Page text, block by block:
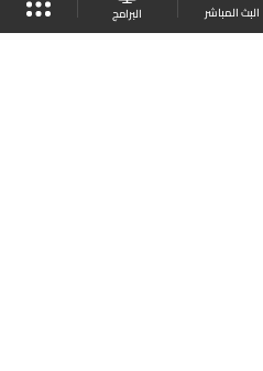
البث المباشر البرامج
الجدول البث المباشر